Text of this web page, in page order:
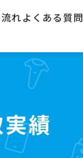
れよくある質問
績